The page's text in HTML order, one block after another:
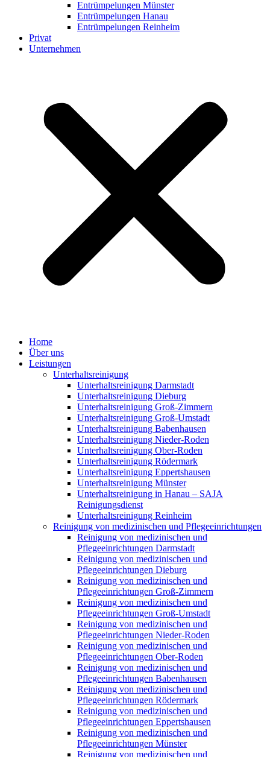
Entrümpelungen Münster
Entrümpelungen Hanau
Entrümpelungen Reinheim
Privat
Unternehmen
Home
Über uns
Leistungen
Unterhaltsreinigung
Unterhaltsreinigung Darmstadt
Unterhaltsreinigung Dieburg
Unterhaltsreinigung Groß-Zimmern
Unterhaltsreinigung Groß-Umstadt
Unterhaltsreinigung Babenhausen
Unterhaltsreinigung Nieder-Roden
Unterhaltsreinigung Ober-Roden
Unterhaltsreinigung Rödermark
Unterhaltsreinigung Eppertshausen
Unterhaltsreinigung Münster
Unterhaltsreinigung in Hanau – SAJA
Reinigungsdienst
Unterhaltsreinigung Reinheim
Reinigung von medizinischen und Pflegeeinrichtungen
Reinigung von medizinischen und
Pflegeeinrichtungen Darmstadt
Reinigung von medizinischen und
Pflegeeinrichtungen Dieburg
Reinigung von medizinischen und
Pflegeeinrichtungen Groß-Zimmern
Reinigung von medizinischen und
Pflegeeinrichtungen Groß-Umstadt
Reinigung von medizinischen und
Pflegeeinrichtungen Nieder-Roden
Reinigung von medizinischen und
Pflegeeinrichtungen Ober-Roden
Reinigung von medizinischen und
Pflegeeinrichtungen Babenhausen
Reinigung von medizinischen und
Pflegeeinrichtungen Rödermark
Reinigung von medizinischen und
Pflegeeinrichtungen Eppertshausen
Reinigung von medizinischen und
Pflegeeinrichtungen Münster
Reinigung von medizinischen und